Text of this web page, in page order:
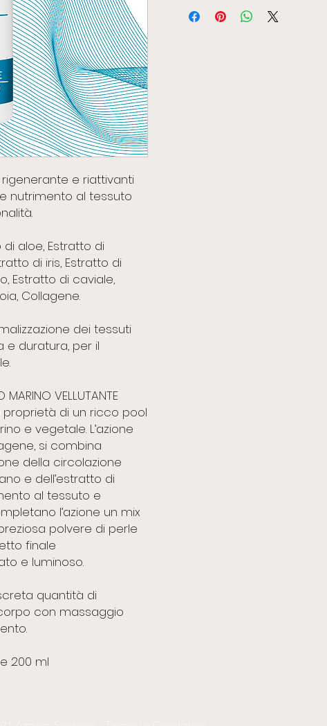
e riattivanti
nutrimento al tessuto
di aloe, Estratto di
di iris, Estratto di
Estratto di caviale,
Collagene.
dei tessuti
e duratura, per il
VELLUTANTE
di un ricco pool
e vegetale. L’azione
si combina
della circolazione
e dell’estratto di
al tessuto e
l’azione un mix
polvere di perle
finale
e luminoso.
quantità di
con massaggio
200 ml